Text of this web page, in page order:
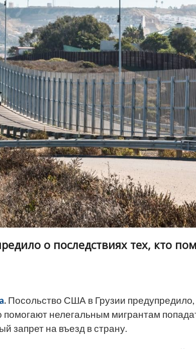
о последствиях тех, кто
. Посольство США в Грузии предупредило,
нелегальным мигрантам
запрет на въезд в страну.